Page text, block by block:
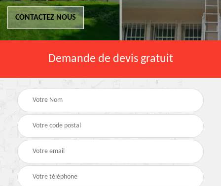
CONTACTEZ NOUS
Demande de devis gratuit